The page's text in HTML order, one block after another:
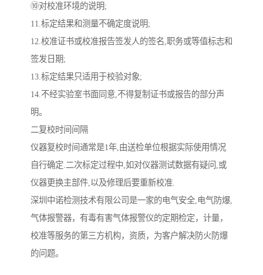
⑩对校准环境的说明;
11.标定结果和测量不确定度说明;
12.校准证书或校准报告签发人的签名,职务或等值标志和
签发日期;
13.标定结果只适用于校验对象;
14.不经实验室书面同意,不得复制证书或报告的部分声
明。
二复校时间间隔
仪器复校时间通常是1年,由送检单位根据实际使用情况
自行确定.二次标定过程中,如对仪器测试数据有疑问,或
仪器更换主部件,以及修理后要重新校准.
深圳中诺检测技术有限公司是一家的电气安全,电气防爆,
气体报警器，有毒有害气体报警仪的定期检定，计量，
校准等服务的第三方机构，资质，为客户解决防火防爆
的问题。